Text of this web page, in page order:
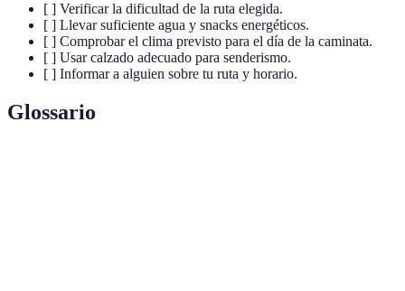
[ ] Verificar la dificultad de la ruta elegida.
[ ] Llevar suficiente agua y snacks energéticos.
[ ] Comprobar el clima previsto para el día de la caminata.
[ ] Usar calzado adecuado para senderismo.
[ ] Informar a alguien sobre tu ruta y horario.
Glossario